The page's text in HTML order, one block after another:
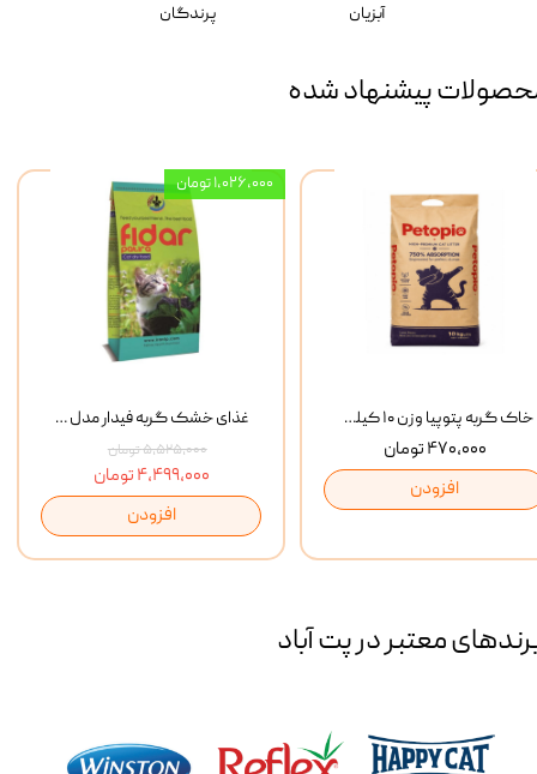
آبزیان پرندگان
پیشنهاد شده
غذای خشک گربه فیدار مدل Adult وزن 10 کیلوگرم
۵,۵۲۵,۰۰۰ تومان
۴,۴۹۹,۰۰۰ تومان
افزودن
۱,۰۲۶,۰۰۰ تومان
خاک گربه پتوپیا وزن ۱۰ کیلوگرم
۴۷۰,۰۰۰ تومان
افزودن
معتبر در پت آباد